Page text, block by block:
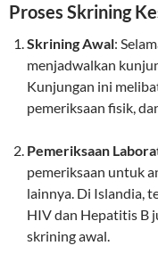
Proses Skrining
Skrining Awal:
menjadwalkan
Kunjungan ini
pemeriksaan fisik,
Pemeriksaan
pemeriksaan untuk
lainnya. Di Islandia,
HIV dan Hepatitis B
skrining awal.